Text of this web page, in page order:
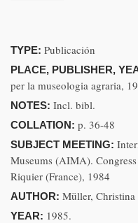
TYPE: Publicación
PLACE, PUBLISHER,
per la museologia agraria,
NOTES: Incl. bibl.
COLLATION: p. 36-48
SUBJECT MEETING:
Museums (AIMA).
Riquier (France), 1984
AUTHOR: Müller, Christina
YEAR: 1985.